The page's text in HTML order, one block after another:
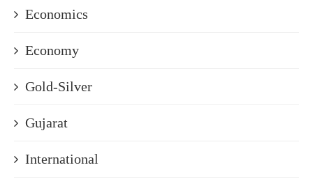
Economics
Economy
Gold-Silver
Gujarat
International